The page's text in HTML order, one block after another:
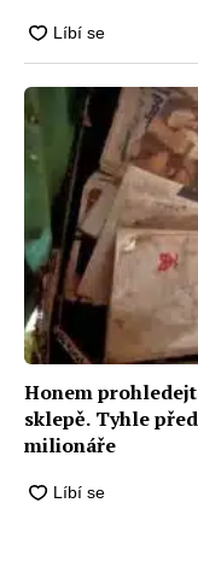
Honem
sklepě. Tyhle
milionáře